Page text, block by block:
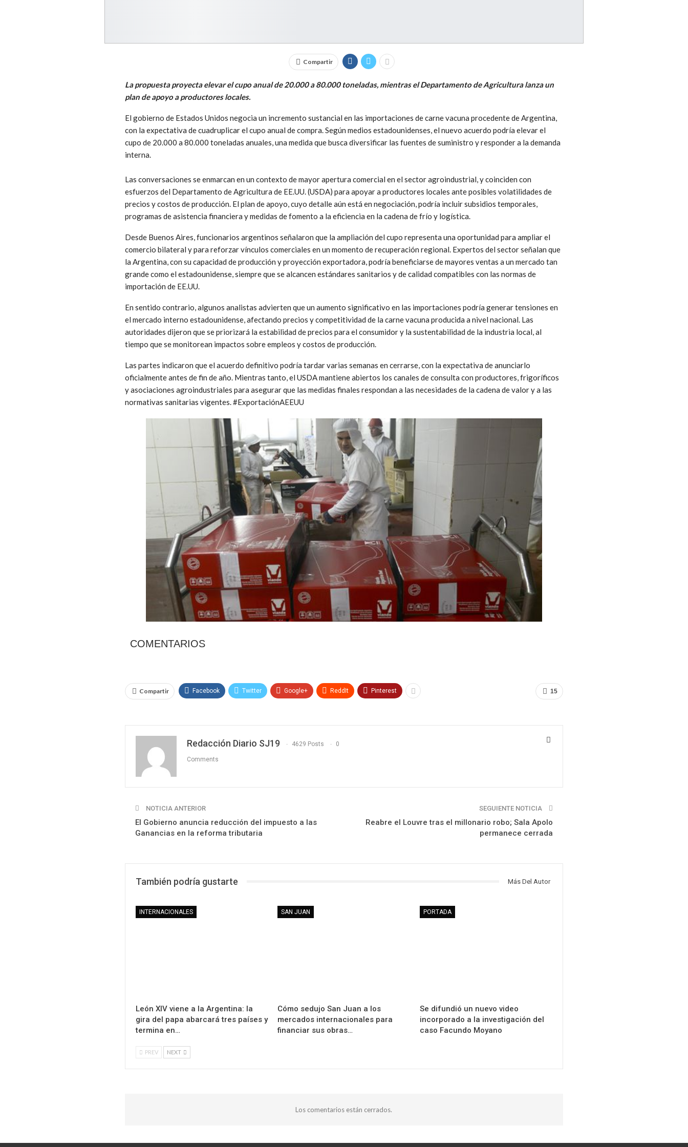
Compartir
La propuesta proyecta elevar el cupo anual de 20.000 a 80.000 toneladas, mientras el Departamento de Agricultura lanza un
plan de apoyo a productores locales.
El gobierno de Estados Unidos negocia un incremento sustancial en las importaciones de carne vacuna procedente de Argentina,
con la expectativa de cuadruplicar el cupo anual de compra. Según medios estadounidenses, el nuevo acuerdo podría elevar el
cupo de 20.000 a 80.000 toneladas anuales, una medida que busca diversificar las fuentes de suministro y responder a la demanda
interna.
Las conversaciones se enmarcan en un contexto de mayor apertura comercial en el sector agroindustrial, y coinciden con
esfuerzos del Departamento de Agricultura de EE.UU. (USDA) para apoyar a productores locales ante posibles volatilidades de
precios y costos de producción. El plan de apoyo, cuyo detalle aún está en negociación, podría incluir subsidios temporales,
programas de asistencia financiera y medidas de fomento a la eficiencia en la cadena de frío y logística.
Desde Buenos Aires, funcionarios argentinos señalaron que la ampliación del cupo representa una oportunidad para ampliar el
comercio bilateral y para reforzar vínculos comerciales en un momento de recuperación regional. Expertos del sector señalan que
la Argentina, con su capacidad de producción y proyección exportadora, podría beneficiarse de mayores ventas a un mercado tan
grande como el estadounidense, siempre que se alcancen estándares sanitarios y de calidad compatibles con las normas de
importación de EE.UU.
En sentido contrario, algunos analistas advierten que un aumento significativo en las importaciones podría generar tensiones en
el mercado interno estadounidense, afectando precios y competitividad de la carne vacuna producida a nivel nacional. Las
autoridades dijeron que se priorizará la estabilidad de precios para el consumidor y la sustentabilidad de la industria local, al
tiempo que se monitorean impactos sobre empleos y costos de producción.
Las partes indicaron que el acuerdo definitivo podría tardar varias semanas en cerrarse, con la expectativa de anunciarlo
oficialmente antes de fin de año. Mientras tanto, el USDA mantiene abiertos los canales de consulta con productores, frigoríficos
y asociaciones agroindustriales para asegurar que las medidas finales respondan a las necesidades de la cadena de valor y a las
normativas sanitarias vigentes. #ExportaciónAEEUU
COMENTARIOS
15
Compartir Facebook Twitter Google+ ReddIt Pinterest
Redacción Diario SJ19 4629 Posts 0
Comments
NOTICIA ANTERIOR
El Gobierno anuncia reducción del impuesto a las
Ganancias en la reforma tributaria
SEGUIENTE NOTICIA
Reabre el Louvre tras el millonario robo; Sala Apolo
permanece cerrada
También podría gustarte Más Del Autor
INTERNACIONALES
León XIV viene a la Argentina: la
gira del papa abarcará tres países y
termina en…
SAN JUAN
Cómo sedujo San Juan a los
mercados internacionales para
financiar sus obras…
PORTADA
Se difundió un nuevo video
incorporado a la investigación del
caso Facundo Moyano
PREV NEXT
Los comentarios están cerrados.